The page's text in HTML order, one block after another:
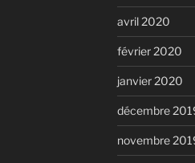
avril 2020
février 2020
janvier 2020
décembre
novembre